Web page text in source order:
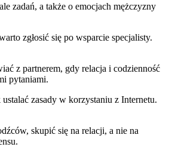
zadań, a także o emocjach mężczyzny
zgłosić się po wsparcie specjalisty.
z partnerem, gdy relacja i codzienność
pytaniami.
zasady w korzystaniu z Internetu.
skupić się na relacji, a nie na